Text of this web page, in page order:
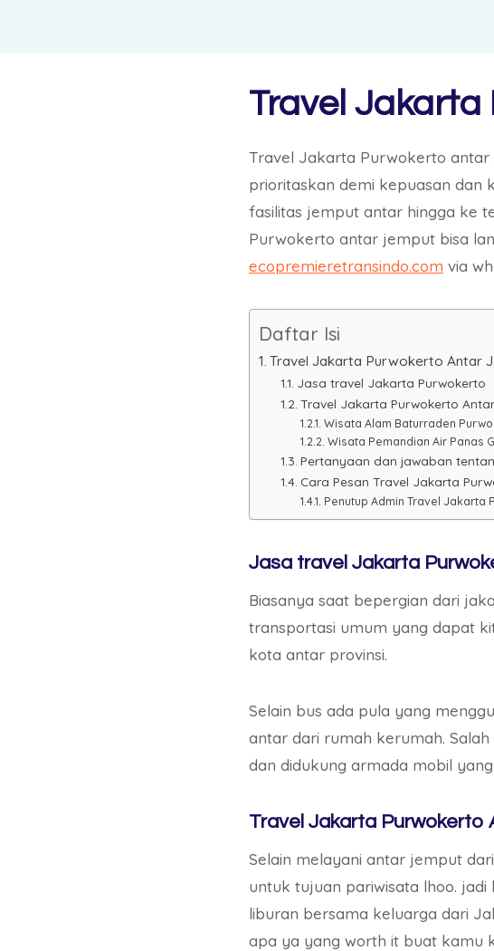
Travel
Travel Jakarta Purwokerto
prioritaskan demi kepuasan dan
fasilitas jemput antar hingga ke
Purwokerto antar jemput bisa
ecopremieretransindo.com via
Daftar Isi
Travel Jakarta Purwokerto Antar
Jasa travel Jakarta Purwokerto
Travel Jakarta Purwokerto
Wisata Alam Baturraden
Wisata Pemandian Air Panas
Pertanyaan dan jawaban
Cara Pesan Travel Jakarta
Penutup Admin Travel Jakarta
Jasa travel Jakarta
Biasanya saat bepergian dari
transportasi umum yang dapat
kota antar provinsi.
Selain bus ada pula yang
antar dari rumah kerumah.
dan didukung armada mobil
Travel Jakarta Purwokerto
Selain melayani antar jemput
untuk tujuan pariwisata lhoo.
liburan bersama keluarga dari
apa ya yang worth it buat kamu